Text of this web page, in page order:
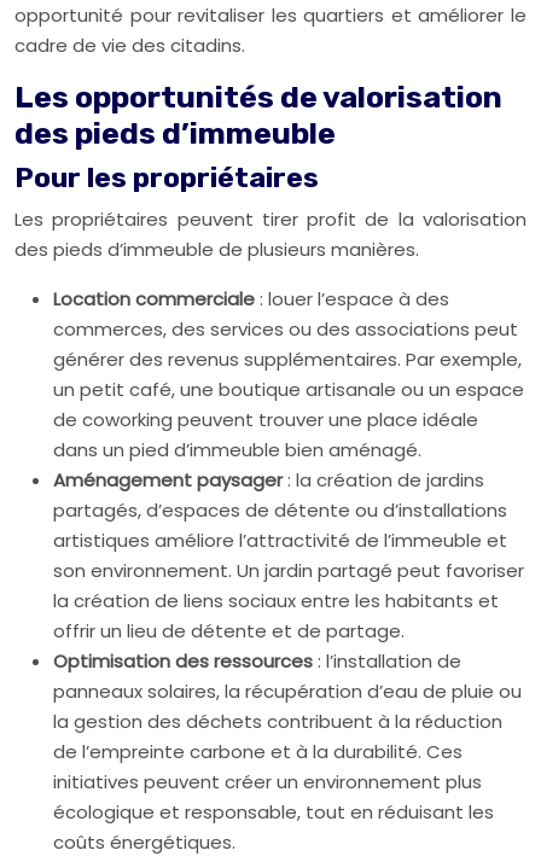
opportunité pour revitaliser les quartiers et améliorer le
cadre de vie des citadins.
Les opportunités de valorisation
des pieds d’immeuble
Pour les propriétaires
Les propriétaires peuvent tirer profit de la valorisation
des pieds d’immeuble de plusieurs manières.
Location commerciale: louer l’espace à des
commerces, des services ou des associations peut
générer des revenus supplémentaires. Par exemple,
un petit café, une boutique artisanale ou un espace
de coworking peuvent trouver une place idéale
dans un pied d’immeuble bien aménagé.
Aménagement paysager: la création de jardins
partagés, d’espaces de détente ou d’installations
artistiques améliore l’attractivité de l’immeuble et
son environnement. Un jardin partagé peut favoriser
la création de liens sociaux entre les habitants et
offrir un lieu de détente et de partage.
Optimisation des ressources: l’installation de
panneaux solaires, la récupération d’eau de pluie ou
la gestion des déchets contribuent à la réduction
de l’empreinte carbone et à la durabilité. Ces
initiatives peuvent créer un environnement plus
écologique et responsable, tout en réduisant les
coûts énergétiques.